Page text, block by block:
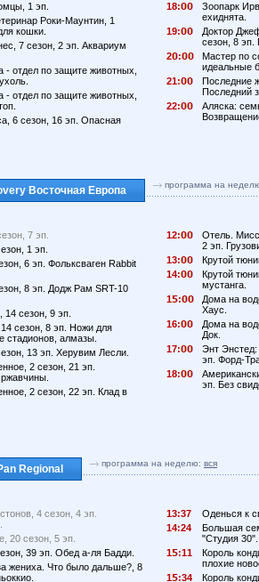
1 эп.
Роки-Маунтин, 1
кошки.
7 сезон, 2 эп. Аквариум
- отдел по защите животных,
- отдел по защите животных,
6 сезон, 16 эп. Опасная
18:
Зоопарк
ехиднята.
19:
Доктор
сезон, 8 эп.
2
:
Мастер по
идеальные
21:
Последние
Последний
22:
Аляска:
Восточная Европа программа на
7 эп.
1 эп.
6 эп. Фольксваген Rabbit
8 эп. Додж Рам SRT-10
14 сезон, 9 эп.
14 сезон, 8 эп. Ножи для
стадионов, алмазы.
13 эп. Херувим Лесли.
2 сезон, 21 эп.
2 сезон, 22 эп. Клад в
12:
Отель.
2 эп.
13:
Крутой
14:
Крутой
мустанга.
1
:
Дома на
Хаус.
16:
Дома на
Док.
17:
Энт
эп. Форд-
18:
эп. Без
Regional программа на неделю: вся
4 сезон, 4 эп.
20 сезон, 5 эп.
39 эп. Обед а-ля Бадди.
жениха. Что было дальше?, 8
13:37
Оденься к
14:24
Большая
"Студия 30".
1
:11
Король
плохие
1
:34 Король